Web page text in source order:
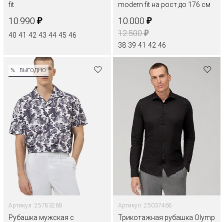
fit
10.990 ₽
40 41 42 43 44 45 46
modern fit на рост до 176 см
10.000 ₽
12.500₽
38 39 41 42 46
% ВЫГОДНО
Артикул: 25783268
Рубашка мужская с
Артикул: 25037468
Трикотажная рубашка Olymp